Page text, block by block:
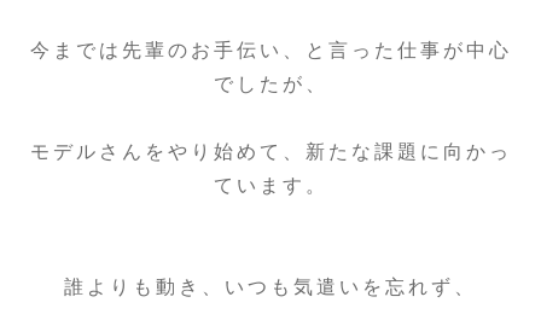
今までは先輩のお手伝い、と言った仕事が中心
でしたが、
モデルさんをやり始めて、新たな課題に向かっ
ています。
誰よりも動き、いつも気遣いを忘れず、